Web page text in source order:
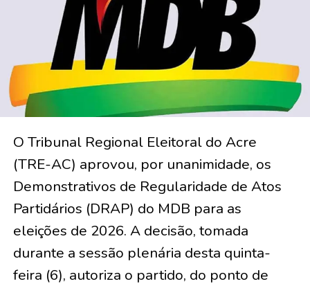
O Tribunal Regional Eleitoral do Acre
(TRE-AC) aprovou, por unanimidade, os
Demonstrativos de Regularidade de Atos
Partidários (DRAP) do MDB para as
eleições de 2026. A decisão, tomada
durante a sessão plenária desta quinta-
feira (6), autoriza o partido, do ponto de